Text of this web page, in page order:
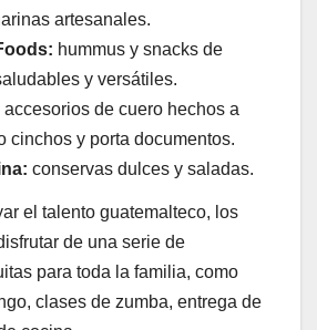
artesanales.
hummus y snacks de
y versátiles.
accesorios de cuero hechos a
cinchos y porta documentos.
conservas dulces y saladas.
el talento guatemalteco, los
de una serie de
para toda la familia, como
clases de zumba, entrega de